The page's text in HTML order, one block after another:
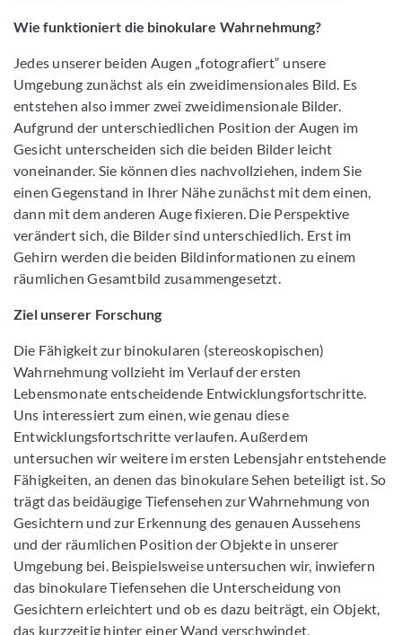
Wie funktioniert die binokulare Wahrnehmung?
Jedes unserer beiden Augen „fotografiert“ unsere
Umgebung zunächst als ein zweidimensionales Bild. Es
entstehen also immer zwei zweidimensionale Bilder.
Aufgrund der unterschiedlichen Position der Augen im
Gesicht unterscheiden sich die beiden Bilder leicht
voneinander. Sie können dies nachvollziehen, indem Sie
einen Gegenstand in Ihrer Nähe zunächst mit dem einen,
dann mit dem anderen Auge fixieren. Die Perspektive
verändert sich, die Bilder sind unterschiedlich. Erst im
Gehirn werden die beiden Bildinformationen zu einem
räumlichen Gesamtbild zusammengesetzt.
Ziel unserer Forschung
Die Fähigkeit zur binokularen (stereoskopischen)
Wahrnehmung vollzieht im Verlauf der ersten
Lebensmonate entscheidende Entwicklungsfortschritte.
Uns interessiert zum einen, wie genau diese
Entwicklungsfortschritte verlaufen. Außerdem
untersuchen wir weitere im ersten Lebensjahr entstehende
Fähigkeiten, an denen das binokulare Sehen beteiligt ist. So
trägt das beidäugige Tiefensehen zur Wahrnehmung von
Gesichtern und zur Erkennung des genauen Aussehens
und der räumlichen Position der Objekte in unserer
Umgebung bei. Beispielsweise untersuchen wir, inwiefern
das binokulare Tiefensehen die Unterscheidung von
Gesichtern erleichtert und ob es dazu beiträgt, ein Objekt,
das kurzzeitig hinter einer Wand verschwindet,